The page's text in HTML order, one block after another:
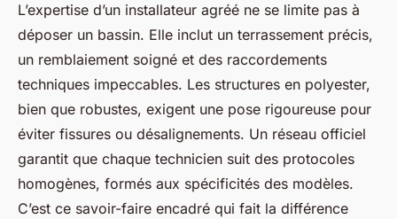
L’expertise d’un installateur agréé ne se limite pas à
déposer un bassin. Elle inclut un terrassement précis,
un remblaiement soigné et des raccordements
techniques impeccables. Les structures en polyester,
bien que robustes, exigent une pose rigoureuse pour
éviter fissures ou désalignements. Un réseau officiel
garantit que chaque technicien suit des protocoles
homogènes, formés aux spécificités des modèles.
C’est ce savoir-faire encadré qui fait la différence